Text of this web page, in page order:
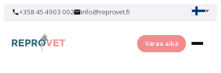
Skip
to
content
+358 45 4903 002 info@reprovet.fi
Varaa aika